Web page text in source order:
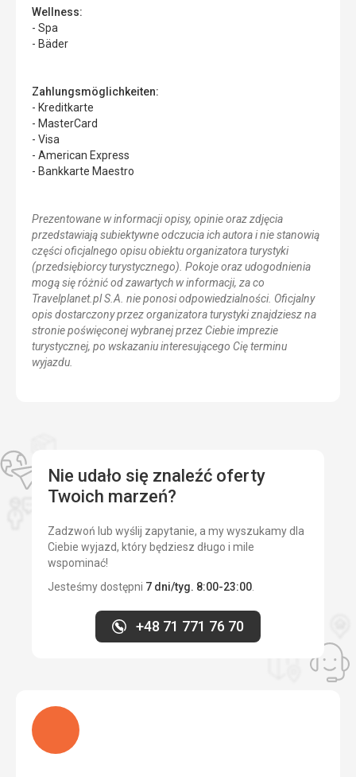
Wellness:
- Spa
- Bäder
Zahlungsmöglichkeiten:
- Kreditkarte
- MasterCard
- Visa
- American Express
- Bankkarte Maestro
Prezentowane w informacji opisy, opinie oraz zdjęcia
przedstawiają subiektywne odczucia ich autora i nie stanowią
części oficjalnego opisu obiektu organizatora turystyki
(przedsiębiorcy turystycznego). Pokoje oraz udogodnienia
mogą się różnić od zawartych w informacji, za co
Travelplanet.pl S.A. nie ponosi odpowiedzialności. Oficjalny
opis dostarczony przez organizatora turystyki znajdziesz na
stronie poświęconej wybranej przez Ciebie imprezie
turystycznej, po wskazaniu interesującego Cię terminu
wyjazdu.
Nie udało się znaleźć oferty
Twoich marzeń?
Zadzwoń lub wyślij zapytanie, a my wyszukamy dla
Ciebie wyjazd, który będziesz długo i mile
wspominać!
Jesteśmy dostępni 7 dni/tyg. 8:00-23:00
+48 71 771 76 70
Ładuję